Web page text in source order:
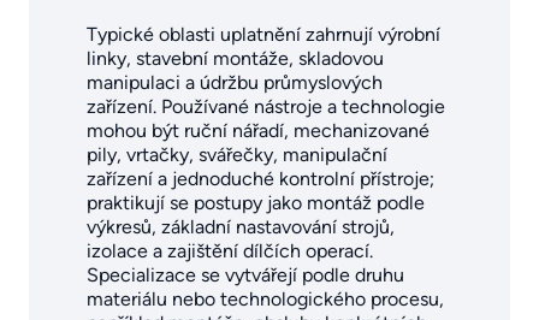
Typické oblasti uplatnění zahrnují výrobní
linky, stavební montáže, skladovou
manipulaci a údržbu průmyslových
zařízení. Používané nástroje a technologie
mohou být ruční nářadí, mechanizované
pily, vrtačky, svářečky, manipulační
zařízení a jednoduché kontrolní přístroje;
praktikují se postupy jako montáž podle
výkresů, základní nastavování strojů,
izolace a zajištění dílčích operací.
Specializace se vytvářejí podle druhu
materiálu nebo technologického procesu,